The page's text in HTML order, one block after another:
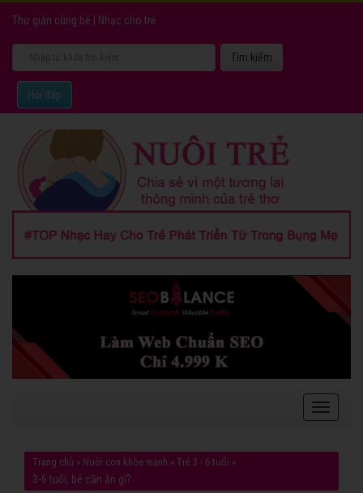
Thư giản cùng bé Nhạc cho trẻ
Hỏi đáp
Trang chủ » Nuôi con khỏe mạnh » Trẻ 3 - 6 tuổi »
3-6 tuổi, bé cần ăn gì?